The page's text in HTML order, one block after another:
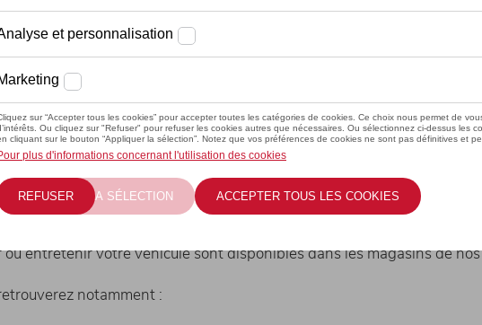
vous retrouverez un magasin
(Volkswagen, Audi, SEAT,
Audi, SEAT, CUPRA, Škoda et
ou entretenir votre véhicule sont disponibles dans les magasins de
notamment :